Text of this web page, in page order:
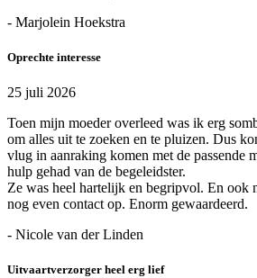
- Marjolein Hoekstra
Oprechte interesse
25 juli 2026
Toen mijn moeder overleed was ik erg
om alles uit te zoeken en te pluizen. Dus
vlug in aanraking komen met de passende
hulp gehad van de begeleidster.
Ze was heel hartelijk en begripvol. En ook
nog even contact op. Enorm gewaardeerd.
- Nicole van der Linden
Uitvaartverzorger heel erg lief